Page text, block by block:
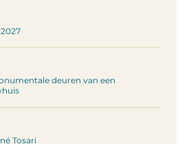
deuren van een
Tosari